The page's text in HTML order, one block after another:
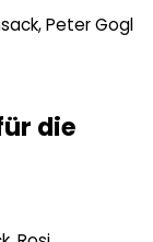
Peter Gogl
die